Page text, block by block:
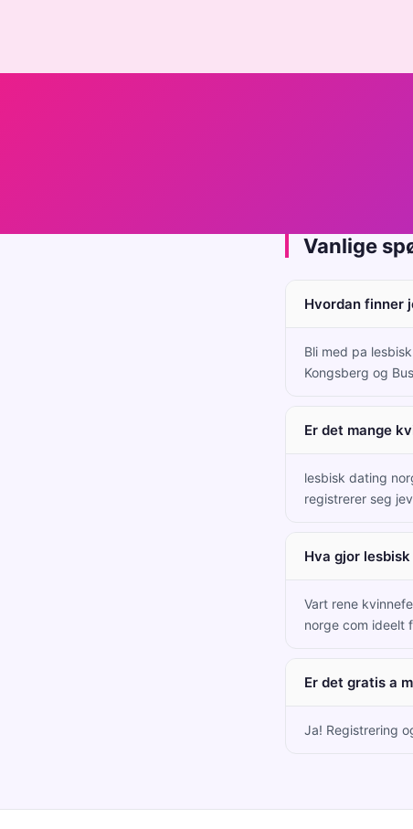
Vanlige
Hvordan finner
Bli med pa
Kongsberg og
Er det mange
lesbisk dating
registrerer seg
Hva gjor
Vart rene
norge com ideelt
Er det gratis a
Ja! Registrering